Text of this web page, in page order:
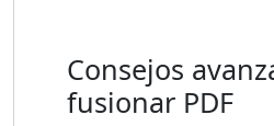
Consejos
fusionar PDF